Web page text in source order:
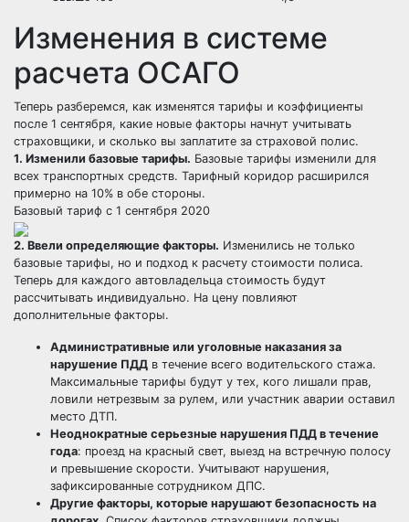
Изменения в системе
расчета ОСАГО
Теперь разберемся, как изменятся тарифы и коэффициенты
после 1 сентября, какие новые факторы начнут учитывать
страховщики, и сколько вы заплатите за страховой полис.
1. Изменили базовые тарифы. Базовые тарифы изменили для
всех транспортных средств. Тарифный коридор расширился
примерно на 10% в обе стороны.
Базовый тариф с 1 сентября 2020
2. Ввели определяющие факторы. Изменились не только
базовые тарифы, но и подход к расчету стоимости полиса.
Теперь для каждого автовладельца стоимость будут
рассчитывать индивидуально. На цену повлияют
дополнительные факторы.
Административные или уголовные наказания за
нарушение ПДД в течение всего водительского стажа.
Максимальные тарифы будут у тех, кого лишали прав,
ловили нетрезвым за рулем, или участник аварии оставил
место ДТП.
Неоднократные серьезные нарушения ПДД в течение
года: проезд на красный свет, выезд на встречную полосу
и превышение скорости. Учитывают нарушения,
зафиксированные сотрудником ДПС.
Другие факторы, которые нарушают безопасность на